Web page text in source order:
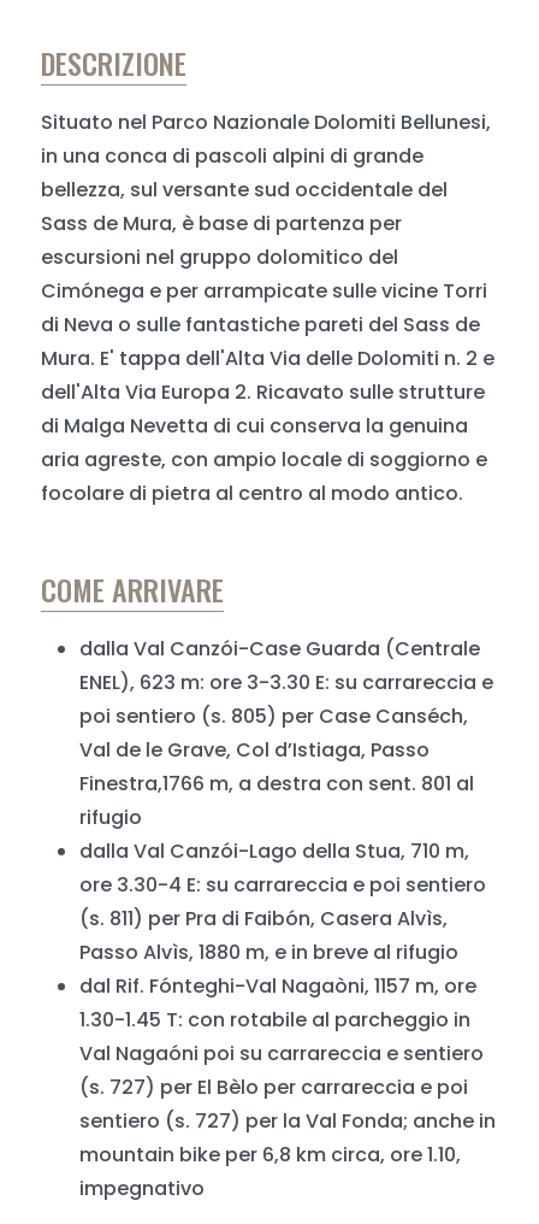
DESCRIZIONE
Situato nel Parco Nazionale Dolomiti Bellunesi,
in una conca di pascoli alpini di grande
bellezza, sul versante sud occidentale del
Sass de Mura, è base di partenza per
escursioni nel gruppo dolomitico del
Cimónega e per arrampicate sulle vicine Torri
di Neva o sulle fantastiche pareti del Sass de
Mura. E' tappa dell'Alta Via delle Dolomiti n. 2 e
dell'Alta Via Europa 2. Ricavato sulle strutture
di Malga Nevetta di cui conserva la genuina
aria agreste, con ampio locale di soggiorno e
focolare di pietra al centro al modo antico.
COME ARRIVARE
dalla Val Canzói-Case Guarda (Centrale
ENEL), 623 m: ore 3-3.30 E: su carrareccia e
poi sentiero (s. 805) per Case Canséch,
Val de le Grave, Col dʼIstiaga, Passo
Finestra,1766 m, a destra con sent. 801 al
rifugio
dalla Val Canzói-Lago della Stua, 710 m,
ore 3.30-4 E: su carrareccia e poi sentiero
(s. 811) per Pra di Faibón, Casera Alvìs,
Passo Alvìs, 1880 m, e in breve al rifugio
dal Rif. Fónteghi-Val Nagaòni, 1157 m, ore
1.30-1.45 T: con rotabile al parcheggio in
Val Nagaóni poi su carrareccia e sentiero
(s. 727) per El Bèlo per carrareccia e poi
sentiero (s. 727) per la Val Fonda; anche in
mountain bike per 6,8 km circa, ore 1.10,
impegnativo